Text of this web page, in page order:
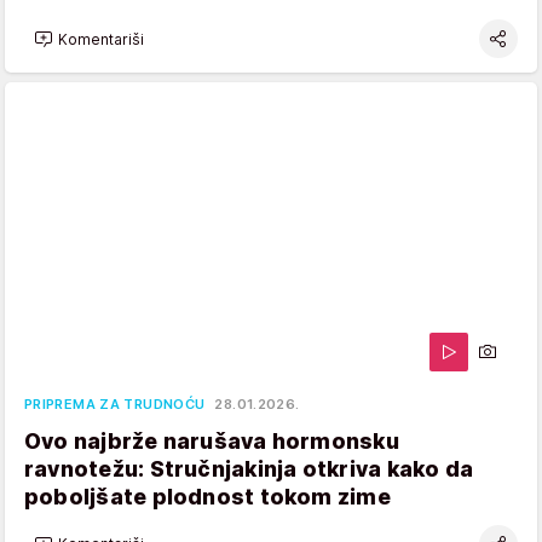
Komentariši
PRIPREMA ZA TRUDNOĆU 28.01.2026.
Ovo najbrže narušava hormonsku
ravnotežu: Stručnjakinja otkriva kako da
poboljšate plodnost tokom zime